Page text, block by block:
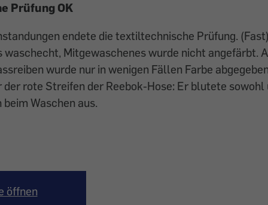
Prüfung OK
endete die textiltechnische Prüfung.
waschecht, Mitgewaschenes wurde nicht angefärbt.
wurde nur in wenigen Fällen Farbe
rote Streifen der Reebok-Hose: Er blutete
Waschen aus.
öffnen